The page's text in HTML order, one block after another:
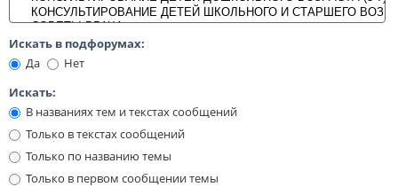
Искать в подфорумах:
Да
Нет
Искать:
В названиях тем и текстах сообщений
Только в текстах сообщений
Только по названию темы
Только в первом сообщении темы